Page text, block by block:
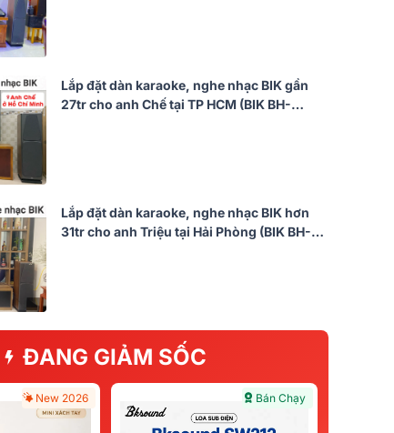
Lắp đặt dàn karaoke, nghe nhạc BIK gần
27tr cho anh Chế tại TP HCM (BIK BH-
Lắp đặt dàn karaoke, nghe nhạc BIK hơn
31tr cho anh Triệu tại Hải Phòng (BIK BH-
ĐANG GIẢM SỐC
New 2026 Bán Chạy